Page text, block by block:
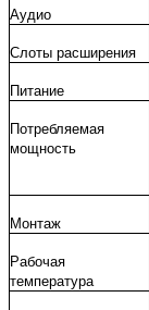
Аудио
Слоты расширения
Питание
Потребляемая
мощность
Монтаж
Рабочая
температура